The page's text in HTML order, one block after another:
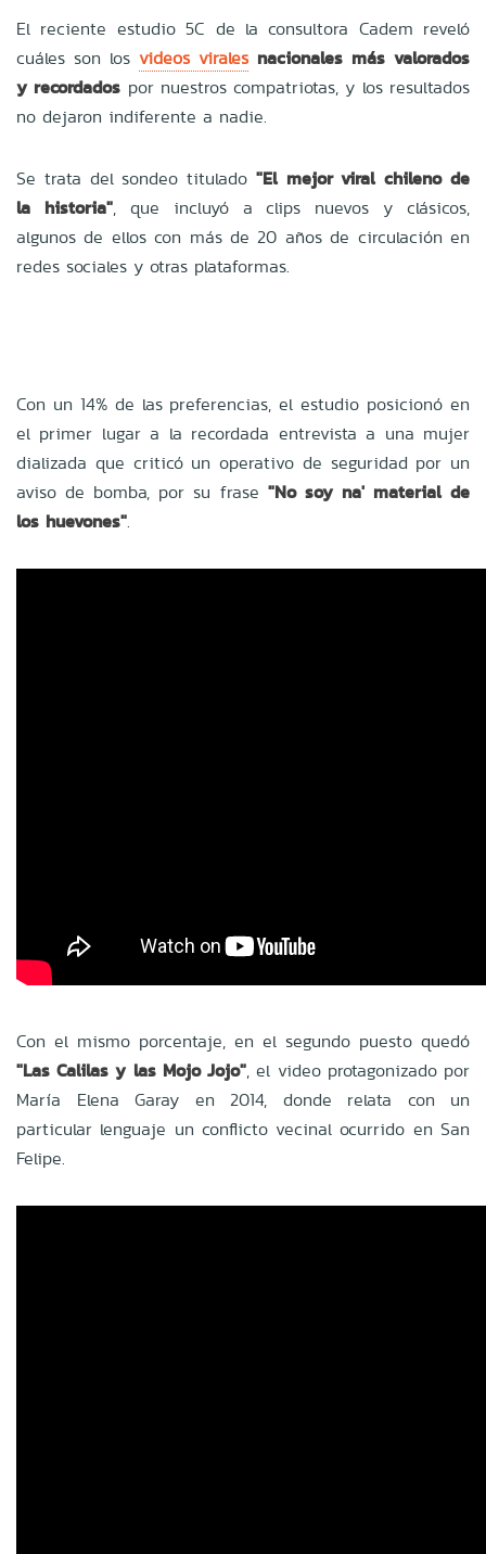
El reciente estudio 5C de la consultora Cadem reveló
cuáles son los videos viralesnacionales más valorados
y recordados por nuestros compatriotas, y los resultados
no dejaron indiferente a nadie.
Se trata del sondeo titulado "El mejor viral chileno de
la historia", que incluyó a clips nuevos y clásicos,
algunos de ellos con más de 20 años de circulación en
redes sociales y otras plataformas.
Con un 14% de las preferencias, el estudio posicionó en
el primer lugar a la recordada entrevista a una mujer
dializada que criticó un operativo de seguridad por un
aviso de bomba, por su frase "No soy na' material de
los huevones".
Con el mismo porcentaje, en el segundo puesto quedó
"Las Calilas y las Mojo Jojo", el video protagonizado por
María Elena Garay en 2014, donde relata con un
particular lenguaje un conflicto vecinal ocurrido en San
Felipe.